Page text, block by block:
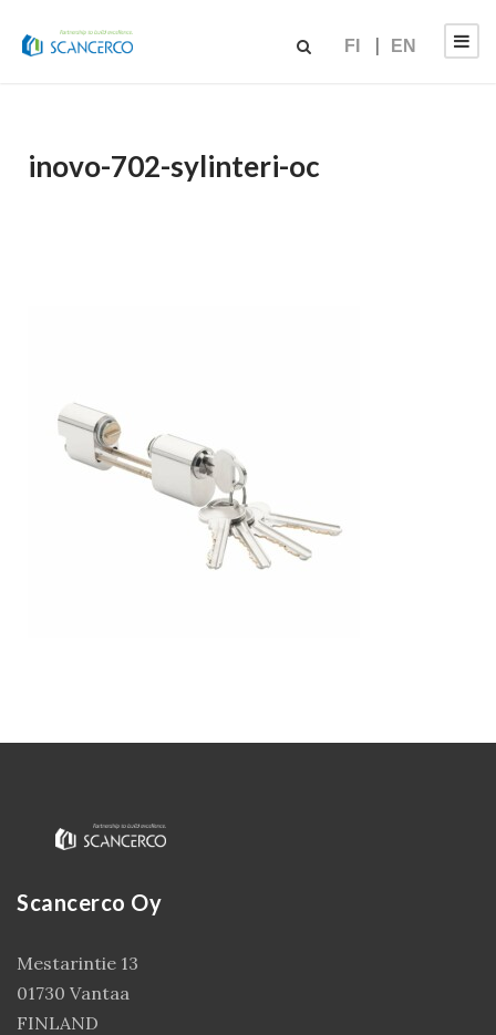
FI EN
inovo-702-sylinteri-oc
Scancerco Oy
Mestarintie 13
01730 Vantaa
FINLAND